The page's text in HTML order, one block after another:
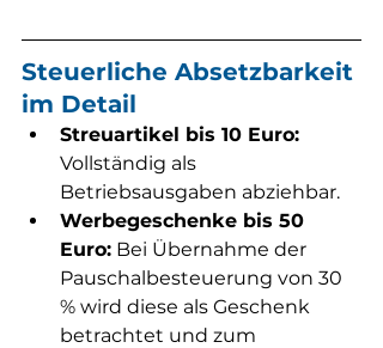
Steuerliche Absetzbarkeit
im Detail
Streuartikel bis 10 Euro:
Vollständig als
Betriebsausgaben abziehbar.
Werbegeschenke bis 50
Euro: Bei Übernahme der
Pauschalbesteuerung von 30
% wird diese als Geschenk
betrachtet und zum